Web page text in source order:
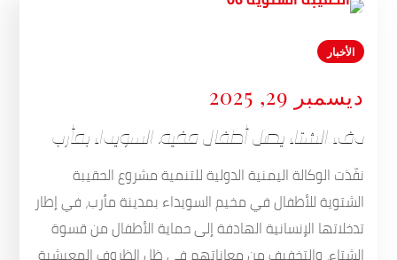
الأخبار
ديسمبر 29, 2025
دفء الشتاء يصل أطفال مخيم السويداء بمأرب
نفّذت الوكالة اليمنية الدولية للتنمية مشروع الحقيبة
الشتوية للأطفال في مخيم السويداء بمدينة مأرب، في إطار
تدخلاتها الإنسانية الهادفة إلى حماية الأطفال من قسوة